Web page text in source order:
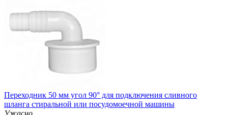
Переходник 50 мм угол 90° для подключения сливного
шланга стиральной или посудомоечной машины
Ужасно